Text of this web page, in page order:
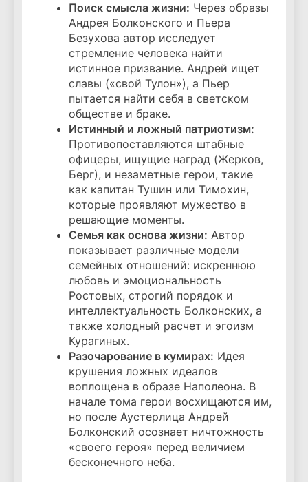
Поиск смысла жизни: Через образы
Андрея Болконского и Пьера
Безухова автор исследует
стремление человека найти
истинное призвание. Андрей ищет
славы («свой Тулон»), а Пьер
пытается найти себя в светском
обществе и браке.
Истинный и ложный патриотизм:
Противопоставляются штабные
офицеры, ищущие наград (Жерков,
Берг), и незаметные герои, такие
как капитан Тушин или Тимохин,
которые проявляют мужество в
решающие моменты.
Семья как основа жизни: Автор
показывает различные модели
семейных отношений: искреннюю
любовь и эмоциональность
Ростовых, строгий порядок и
интеллектуальность Болконских, а
также холодный расчет и эгоизм
Курагиных.
Разочарование в кумирах: Идея
крушения ложных идеалов
воплощена в образе Наполеона. В
начале тома герои восхищаются им,
но после Аустерлица Андрей
Болконский осознает ничтожность
«своего героя» перед величием
бесконечного неба.